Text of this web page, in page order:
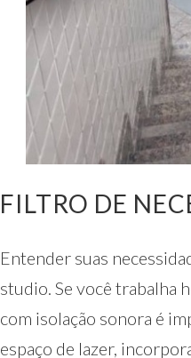
FILTRO DE
Entender suas
studio. Se você trabalha
com isolação sonora é
espaço de lazer,